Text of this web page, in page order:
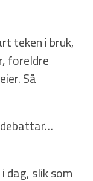
teken i bruk,
foreldre
Så
dag, slik som